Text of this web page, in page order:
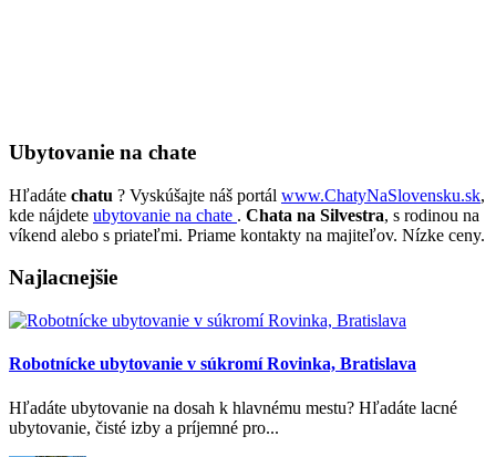
Ubytovanie na chate
Hľadáte chatu ? Vyskúšajte náš portál www.ChatyNaSlovensku.sk,
kde nájdete ubytovanie na chate . Chata na Silvestra, s rodinou na
víkend alebo s priateľmi. Priame kontakty na majiteľov. Nízke ceny.
Najlacnejšie
Robotnícke ubytovanie v súkromí Rovinka, Bratislava
Hľadáte ubytovanie na dosah k hlavnému mestu? Hľadáte lacné
ubytovanie, čisté izby a príjemné pro...